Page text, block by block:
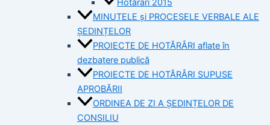
MINUTELE și PROCESELE VERBALE ALE
ȘEDINȚELOR
PROIECTE DE HOTĂRÂRI aflate în
dezbatere publică
PROIECTE DE HOTĂRÂRI SUPUSE
APROBĂRII
ORDINEA DE ZI A ȘEDINȚELOR DE
CONSILIU